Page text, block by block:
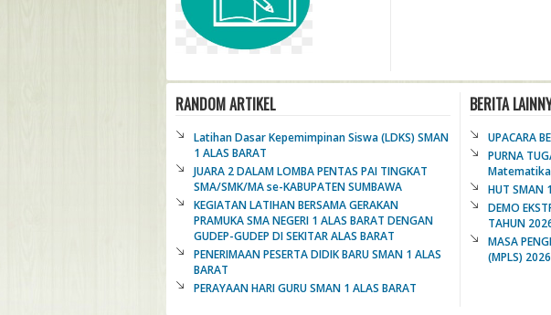
RANDOM ARTIKEL
Latihan Dasar Kepemimpinan Siswa (LDKS) SMAN
1 ALAS BARAT
JUARA 2 DALAM LOMBA PENTAS PAI TINGKAT
SMA/SMK/MA se-KABUPATEN SUMBAWA
KEGIATAN LATIHAN BERSAMA GERAKAN
PRAMUKA SMA NEGERI 1 ALAS BARAT DENGAN
GUDEP-GUDEP DI SEKITAR ALAS BARAT
PENERIMAAN PESERTA DIDIK BARU SMAN 1 ALAS
BARAT
PERAYAAN HARI GURU SMAN 1 ALAS BARAT
BERITA
UPACARA
PURNA
HUT SMAN
DEMO
TAHUN
MASA
(MPLS) 2026